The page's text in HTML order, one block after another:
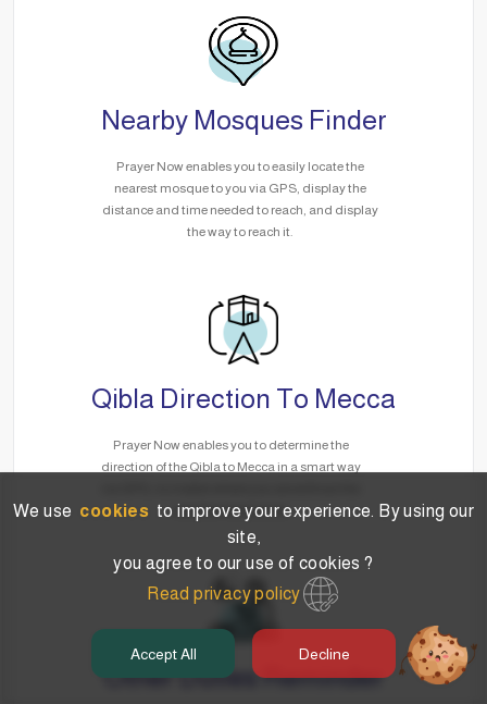
Nearby Mosques Finder
Prayer Now enables you to easily locate the
nearest mosque to you via GPS, display the
distance and time needed to reach, and display
the way to reach it.
Qibla Direction To Mecca
Prayer Now enables you to determine the
direction of the Qibla to Mecca in a smart way
need for the Internet.
Other Duties Reminder
We use cookies to improve your experience. By using our
site,
you agree to our use of cookies ?
Read privacy policy
Accept All Decline